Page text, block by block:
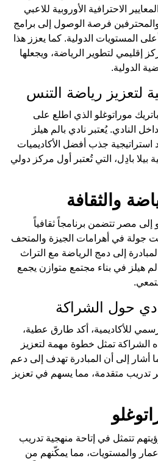
الاحترافية الأوروبية للاعبي
والمحترفين فرصة الوصول إلى برامج
المستويات الدولية. كما يعزز هذا
إقليمي لتطوير الرياضة، ويجعلها
الدولية.
لتعزيز رياضة التنس
موراتوغلو الذي اطلع على
النادي. يُعتبر نادي بالم هيلز
استراتيجية جذب أفضل الأكاديميات
بيلا بادِل، التي تُعتبر أول مركز دولي
والثقافة
إلى مصر تتضمن برنامجاً ثقافياً
جولة في أهرامات الجيزة والمتحف
إلى دمج الرياضة مع التراث
هيلز في بناء مجتمع متوازن يجمع
حول الشراكة
للأكاديمية، أكد طارق عطية،
الشراكة تمثل خطوة مهمة لتعزيز
إلى أن المبادرة تهدف إلى دعم
تدريب متقدمة، مما يسهم في تعزيز
تتمثل في إتاحة منهجية تدريب
والمستويات، مما يمكّنهم من